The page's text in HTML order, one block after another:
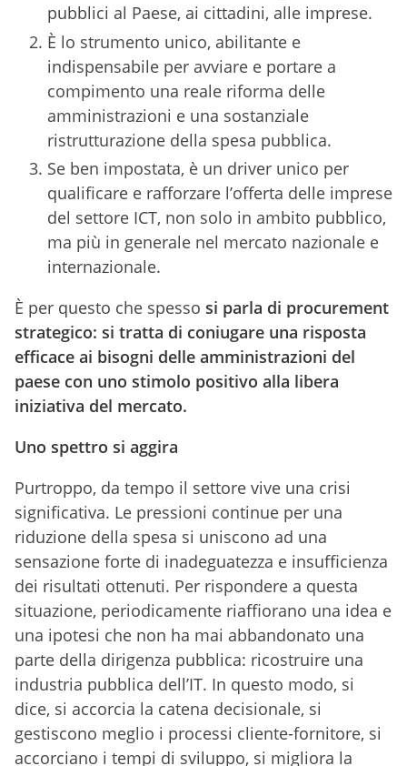
pubblici al Paese, ai cittadini, alle imprese.
È lo strumento unico, abilitante e
indispensabile per avviare e portare a
compimento una reale riforma delle
amministrazioni e una sostanziale
ristrutturazione della spesa pubblica.
Se ben impostata, è un driver unico per
qualificare e rafforzare l’offerta delle imprese
del settore ICT, non solo in ambito pubblico,
ma più in generale nel mercato nazionale e
internazionale.
È per questo che spesso si parla di procurement
strategico: si tratta di coniugare una risposta
efficace ai bisogni delle amministrazioni del
paese con uno stimolo positivo alla libera
iniziativa del mercato.
Uno spettro si aggira
Purtroppo, da tempo il settore vive una crisi
significativa. Le pressioni continue per una
riduzione della spesa si uniscono ad una
sensazione forte di inadeguatezza e insufficienza
dei risultati ottenuti. Per rispondere a questa
situazione, periodicamente riaffiorano una idea e
una ipotesi che non ha mai abbandonato una
parte della dirigenza pubblica: ricostruire una
industria pubblica dell’IT. In questo modo, si
dice, si accorcia la catena decisionale, si
gestiscono meglio i processi cliente-fornitore, si
accorciano i tempi di sviluppo, si migliora la